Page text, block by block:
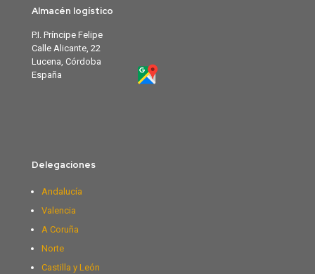
Almacén logístico
P.I. Príncipe Felipe
Calle Alicante, 22
Lucena, Córdoba
España
Delegaciones
Andalucía
Valencia
A Coruña
Norte
Castilla y León